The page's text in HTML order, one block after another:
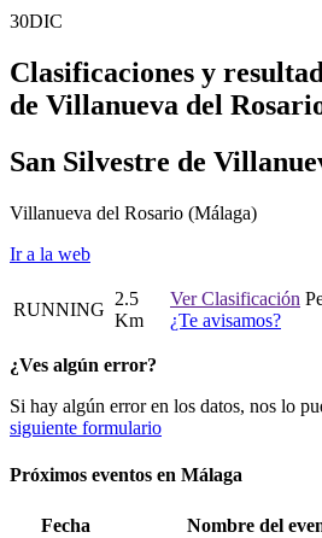
30DIC
Clasificaciones y
de Villanueva del
San Silvestre de
Villanueva del Rosario (Málaga)
Ir a la web
RUNNING
2.5
Km
Ver Clasificación
¿Te avisamos?
¿Ves algún error?
Si hay algún error en los datos, nos lo
siguiente formulario
Próximos eventos en Málaga
Fecha Nombre del